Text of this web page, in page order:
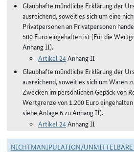
Glaubhafte mündliche Erklärung der
ausreichend, soweit es sich um eine
Privatpersonen an Privatpersonen
500 Euro eingehalten ist (Für die
Anhang II).
Artikel 24Anhang II
Glaubhafte mündliche Erklärung der
ausreichend, soweit es sich um Waren
Zwecken im persönlichen Gepäck von
Wertgrenze von 1.200 Euro
siehe Anlage 6 zu Anhang II).
Artikel 24Anhang II
NICHTMANIPULATION/UNMITTELBARE